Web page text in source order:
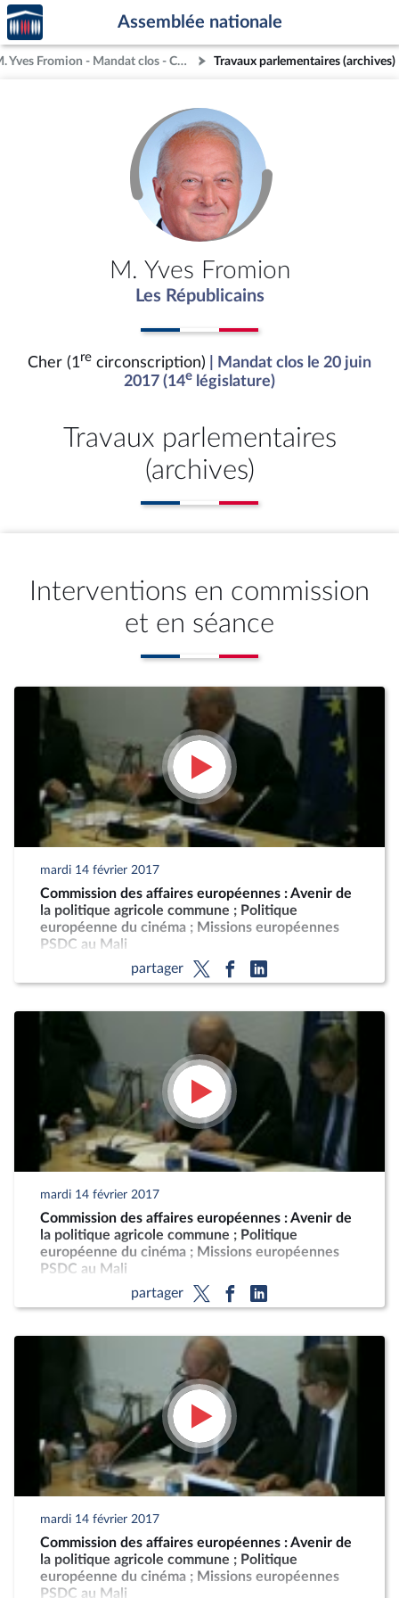
Aller au contenu
Aller en bas de la page
Accèder
à la
page
d'accueil
Assemblée nationale
M. Yves Fromion - Mandat clos - Cher (1re circonscription) Travaux parlementaires (archives)
M. Yves Fromion
Les Républicains
Cher (1re circonscription)
| Mandat clos le 20 juin
2017 (14e législature)
Travaux parlementaires
(archives)
Interventions en commission
et en séance
mardi 14 février 2017
Commission des affaires européennes : Avenir de
la politique agricole commune ; Politique
européenne du cinéma ; Missions européennes
PSDC au Mali
partager
mardi 14 février 2017
Commission des affaires européennes : Avenir de
la politique agricole commune ; Politique
européenne du cinéma ; Missions européennes
PSDC au Mali
partager
mardi 14 février 2017
Commission des affaires européennes : Avenir de
la politique agricole commune ; Politique
européenne du cinéma ; Missions européennes
PSDC au Mali